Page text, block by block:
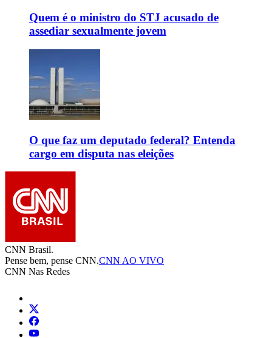
Quem é o ministro do STJ acusado de
assediar sexualmente jovem
O que faz um deputado federal? Entenda
cargo em disputa nas eleições
CNN Brasil.
Pense bem, pense CNN.CNN AO VIVO
CNN Nas Redes